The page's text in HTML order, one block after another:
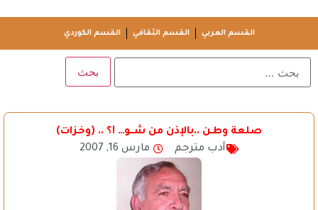
القسم العربي القسم الثقافي القسم الكوردي
صلعة وطـن ..بالإذن من شــو… !؟ .. (وخزات)
أدب مترجم
مارس 16, 2007